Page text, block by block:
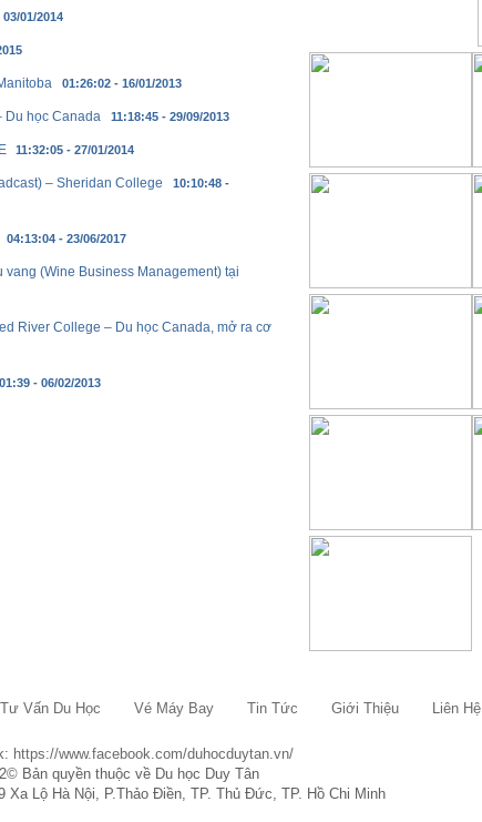
01/2014
01:26:02 - 16/01/2013
Du học Canada 11:18:45 - 29/09/2013
11:32:05 - 27/01/2014
– Sheridan College 10:10:48 -
04:13:04 - 23/06/2017
(Wine Business Management) tại
River College – Du học Canada, mở ra cơ
- 06/02/2013
Tư Vấn Du Học Vé Máy Bay Tin Tức Giới Thiệu Liên Hệ
https://www.facebook.com/duhocduytan.vn/
Bản quyền thuộc về Du học Duy Tân
Xa Lộ Hà Nội, P.Thảo Điền, TP. Thủ Đức, TP. Hồ Chi Minh